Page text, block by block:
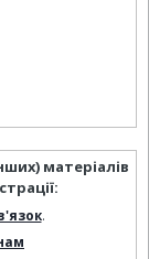
матеріалів
.